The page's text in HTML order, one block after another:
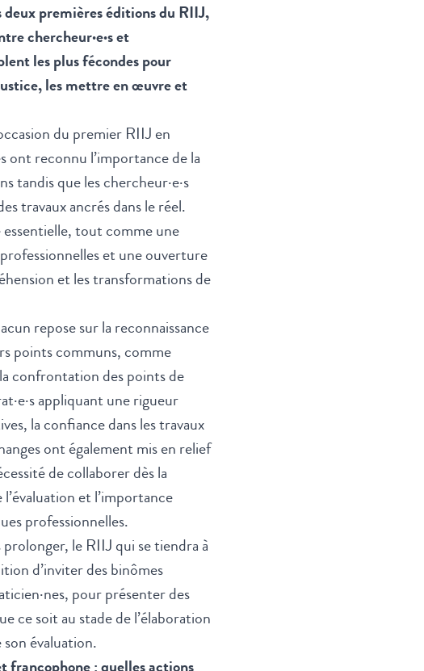
premières éditions du RIIJ,
chercheur·e·s et
les plus fécondes pour
les mettre en œuvre et
du premier RIIJ en
ont reconnu l’importance de la
tandis que les chercheur·e·s
travaux ancrés dans le réel.
tout comme une
et une ouverture
et les transformations de
repose sur la reconnaissance
points communs, comme
confrontation des points de
appliquant une rigueur
la confiance dans les travaux
ont également mis en relief
de collaborer dès la
et l’importance
professionnelles.
le RIIJ qui se tiendra à
d’inviter des binômes
pour présenter des
ce soit au stade de l’élaboration
évaluation.